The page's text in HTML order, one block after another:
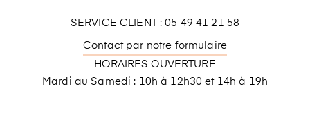
SERVICE CLIENT : 05 49 41 21 58
Contact par notre formulaire
HORAIRES OUVERTURE
Mardi au Samedi : 10h à 12h30 et 14h à 19h